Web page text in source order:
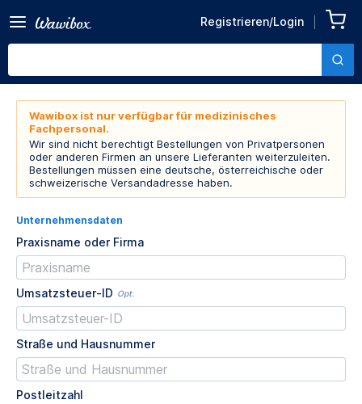
Registrieren/Login
Wawibox ist nur verfügbar für medizinisches
Fachpersonal.
Wir sind nicht berechtigt Bestellungen von Privatpersonen
oder anderen Firmen an unsere Lieferanten weiterzuleiten.
Bestellungen müssen eine deutsche, österreichische oder
schweizerische Versandadresse haben.
Unternehmensdaten
Praxisname oder Firma
Umsatzsteuer-ID Opt.
Straße und Hausnummer
Postleitzahl